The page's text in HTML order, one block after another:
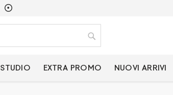
Cerca
STUDIO EXTRA PROMO NUOVI ARRIVI